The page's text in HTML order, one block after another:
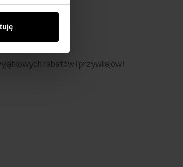
rabatów i przywilejów!